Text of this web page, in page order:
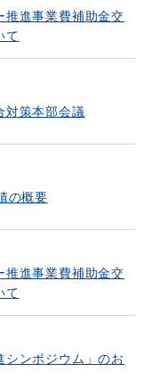
推進事業費補助金交
て
対策本部会議
の概要
推進事業費補助金交
て
シンポジウム」のお